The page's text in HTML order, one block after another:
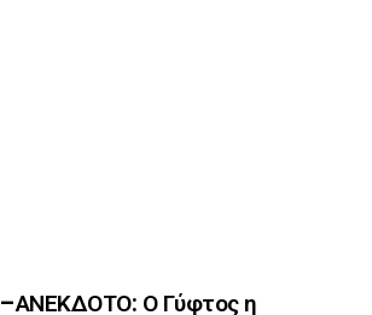
–ΑΝΕΚΔΟΤΟ: Ο Γύφτος η